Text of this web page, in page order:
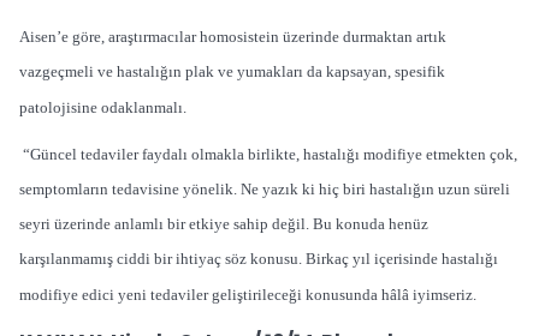
Aisen’e göre, araştırmacılar homosistein üzerinde durmaktan artık
vazgeçmeli ve hastalığın plak ve yumakları da kapsayan, spesifik
patolojisine odaklanmalı.
“Güncel tedaviler faydalı olmakla birlikte, hastalığı modifiye etmekten çok,
semptomların tedavisine yönelik. Ne yazık ki hiç biri hastalığın uzun süreli
seyri üzerinde anlamlı bir etkiye sahip değil. Bu konuda henüz
karşılanmamış ciddi bir ihtiyaç söz konusu. Birkaç yıl içerisinde hastalığı
modifiye edici yeni tedaviler geliştirileceği konusunda hâlâ iyimseriz.